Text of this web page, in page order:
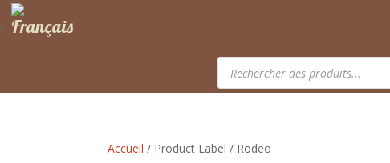
Recherche
produits
Accueil / Product Label / Rodeo